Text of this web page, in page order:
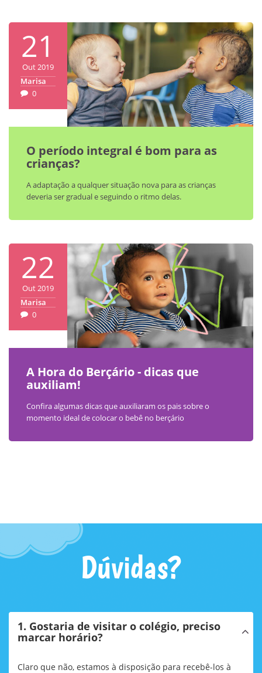
21
Out 2019
Marisa
0
O período integral é bom para as
crianças?
A adaptação a qualquer situação nova para as crianças
deveria ser gradual e seguindo o ritmo delas.
22
Out 2019
Marisa
0
A Hora do Berçário - dicas que
auxiliam!
Confira algumas dicas que auxiliaram os pais sobre o
momento ideal de colocar o bebê no berçário
Dúvidas?
1. Gostaria de visitar o colégio, preciso
marcar horário?
Claro que não, estamos à disposição para recebê-los à